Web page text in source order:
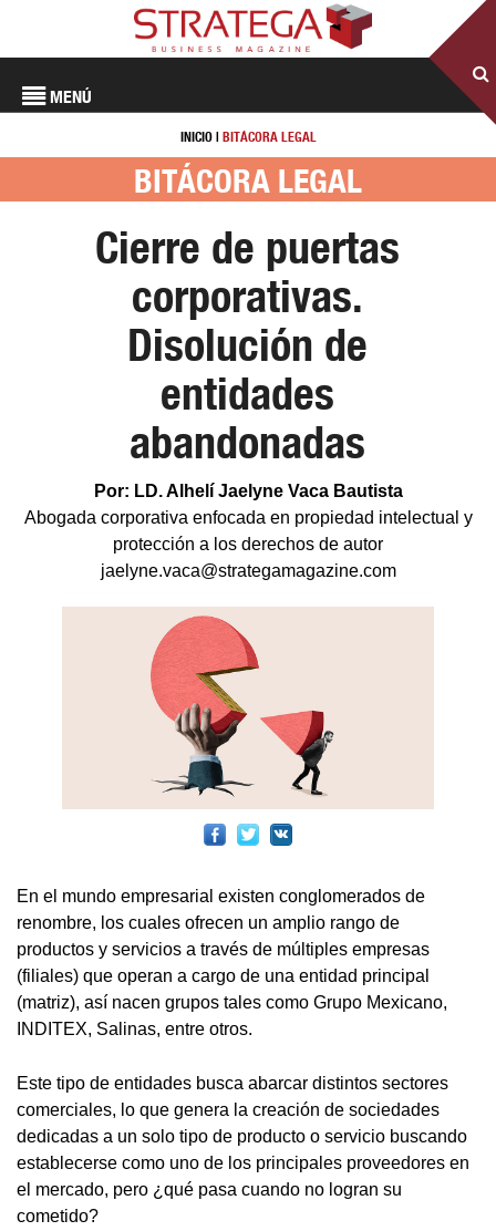
MENÚ
INICIO| BITÁCORA LEGAL
BITÁCORA LEGAL
Cierre de puertas
corporativas.
Disolución de
entidades
abandonadas
Por: LD. Alhelí Jaelyne Vaca Bautista
Abogada corporativa enfocada en propiedad intelectual y
protección a los derechos de autor
jaelyne.vaca@strategamagazine.com
En el mundo empresarial existen conglomerados de
renombre, los cuales ofrecen un amplio rango de
productos y servicios a través de múltiples empresas
(filiales) que operan a cargo de una entidad principal
(matriz), así nacen grupos tales como Grupo Mexicano,
INDITEX, Salinas, entre otros.
Este tipo de entidades busca abarcar distintos sectores
comerciales, lo que genera la creación de sociedades
dedicadas a un solo tipo de producto o servicio buscando
establecerse como uno de los principales proveedores en
el mercado, pero ¿qué pasa cuando no logran su
cometido?